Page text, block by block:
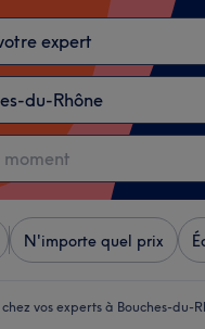
N'importe quel prix
chez vos experts à Bouches-du-